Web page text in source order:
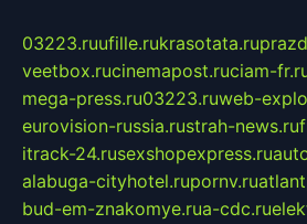
03223.ruufille.rukrasotata.ru
veetbox.rucinemapost.ruciam-
mega-press.ru03223.ruweb-
eurovision-russia.rustrah-news.ru
itrack-24.rusexshopexpress.ru
alabuga-cityhotel.rupornv.ru
bud-em-znakomye.rua-cdc.ru